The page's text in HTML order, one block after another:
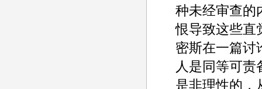
种未经审查的
恨导致这些直
密斯在一篇讨
人是同等可
是非理性的，